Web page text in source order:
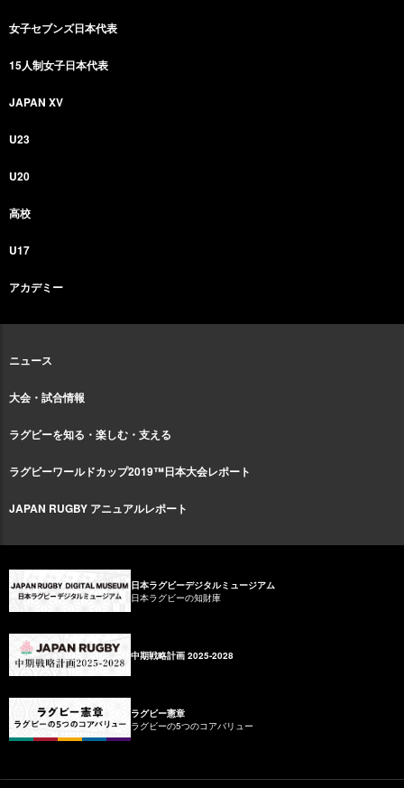
女子セブンズ日本代表
15人制女子日本代表
JAPAN XV
U23
U20
高校
U17
アカデミー
ニュース
大会・試合情報
ラグビーを知る・楽しむ・支える
ラグビーワールドカップ2019™日本大会レポート
JAPAN RUGBY アニュアルレポート
日本ラグビーデジタルミュージアム
日本ラグビーの知財庫
中期戦略計画 2025-2028
ラグビー憲章
ラグビーの5つのコアバリュー